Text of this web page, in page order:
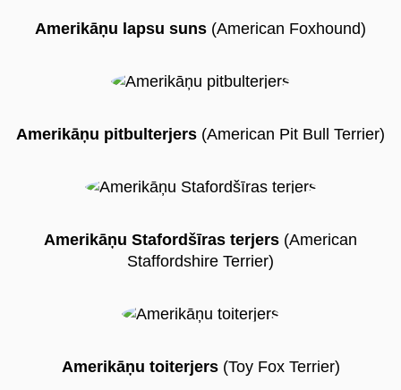
Amerikāņu lapsu suns (American Foxhound)
Amerikāņu pitbulterjers (American Pit Bull Terrier)
Amerikāņu Stafordšīras terjers (American
Staffordshire Terrier)
Amerikāņu toiterjers(Toy Fox Terrier)